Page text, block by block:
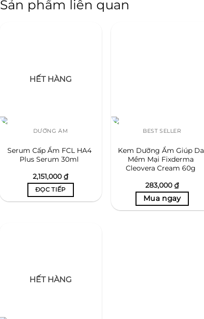
Sản phẩm liên quan
HẾT HÀNG
DƯỠNG ẨM
Serum Cấp Ẩm FCL HA4
Plus Serum 30ml
2,151,000₫
ĐỌC TIẾP
BEST SELLER
Kem Dưỡng Ẩm Giúp Da
Mềm Mại Fixderma
Cleovera Cream 60g
283,000₫
HẾT HÀNG